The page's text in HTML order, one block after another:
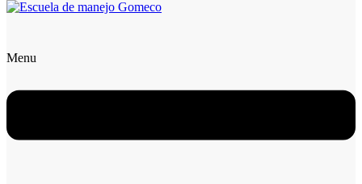
Menu